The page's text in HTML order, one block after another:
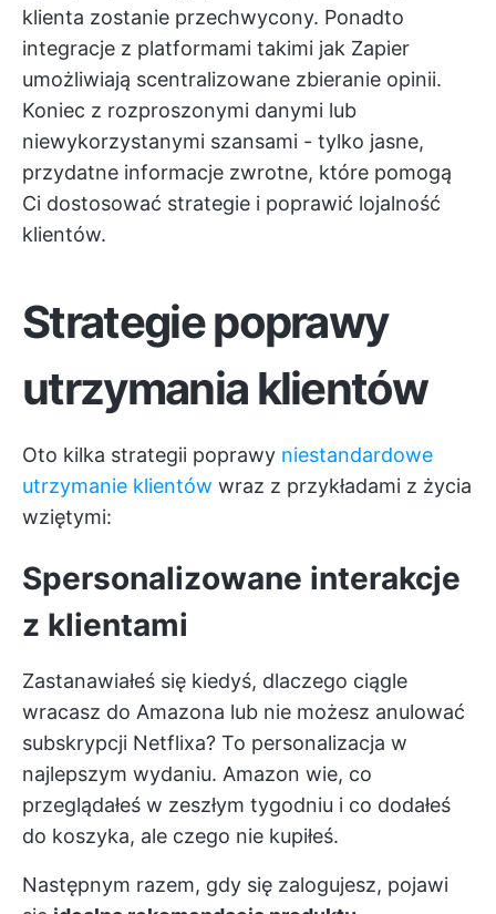
klienta zostanie przechwycony. Ponadto
integracje z platformami takimi jak Zapier
umożliwiają scentralizowane zbieranie opinii.
Koniec z rozproszonymi danymi lub
niewykorzystanymi szansami - tylko jasne,
przydatne informacje zwrotne, które pomogą
Ci dostosować strategie i poprawić lojalność
klientów.
Strategie poprawy
utrzymania klientów
Oto kilka strategii poprawy niestandardowe
utrzymanie klientów wraz z przykładami z życia
wziętymi:
Spersonalizowane interakcje
z klientami
Zastanawiałeś się kiedyś, dlaczego ciągle
wracasz do Amazona lub nie możesz anulować
subskrypcji Netflixa? To personalizacja w
najlepszym wydaniu. Amazon wie, co
przeglądałeś w zeszłym tygodniu i co dodałeś
do koszyka, ale czego nie kupiłeś.
Następnym razem, gdy się zalogujesz, pojawi